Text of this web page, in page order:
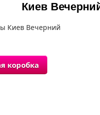
Киев
коробка